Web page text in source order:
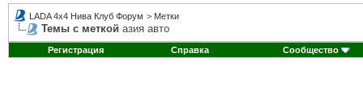
LADA 4x4 Нива Клуб Форум > Метки
Темы с меткой азия авто
Регистрация Справка Сообщество